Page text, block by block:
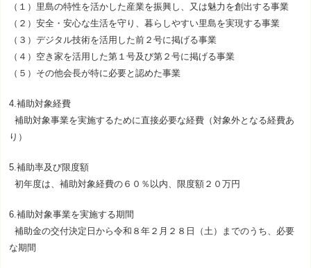
（１）里島の特性を活かした産業を振興し、又は魅力を創出する事業
（２）安全・安心な生活を守り、暮らしやすい里島を実現する事業
（３）デジタル技術を活用した前２号に掲げる事業
（４）空き家を活用した第１号及び第２号に掲げる事業
（５）その他会長が特に必要と認めた事業
4.補助対象経費
補助対象事業を実施するために直接必要な経費（対象外となる経費あ
り）
5.補助率及び限度額
初年度は、補助対象経費の６０％以内、限度額２０万円
6.補助対象事業を実施する期間
補助金の交付決定日から令和８年２月２８日（土）までのうち、必要
な期間